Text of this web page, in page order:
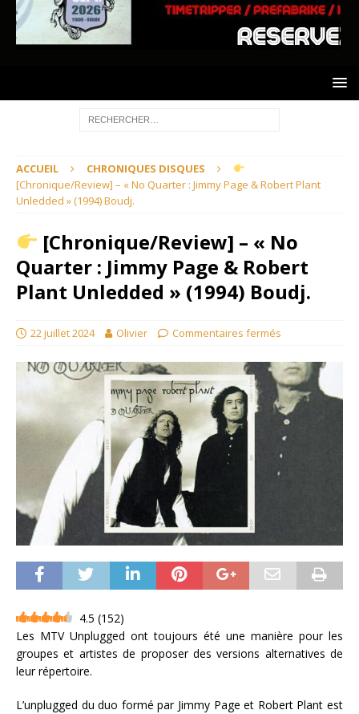
ACCUEIL
CHRONIQUES DISQUES
[Chronique/Review] – « No Quarter : Jimmy Page & Robert Plant
Unledded » (1994) Boudj.
[Chronique/Review] – « No
Quarter : Jimmy Page & Robert
Plant Unledded » (1994) Boudj.
22 juillet 2024 Olivier Commentaires fermés
4.5 (152)
Les MTV Unplugged ont toujours été une manière pour les
groupes et artistes de proposer des versions alternatives de
leur répertoire.
L’unplugged du duo formé par Jimmy Page et Robert Plant est